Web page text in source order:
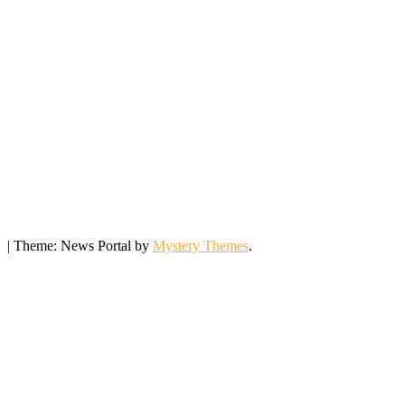
| Theme: News Portal by Mystery Themes.